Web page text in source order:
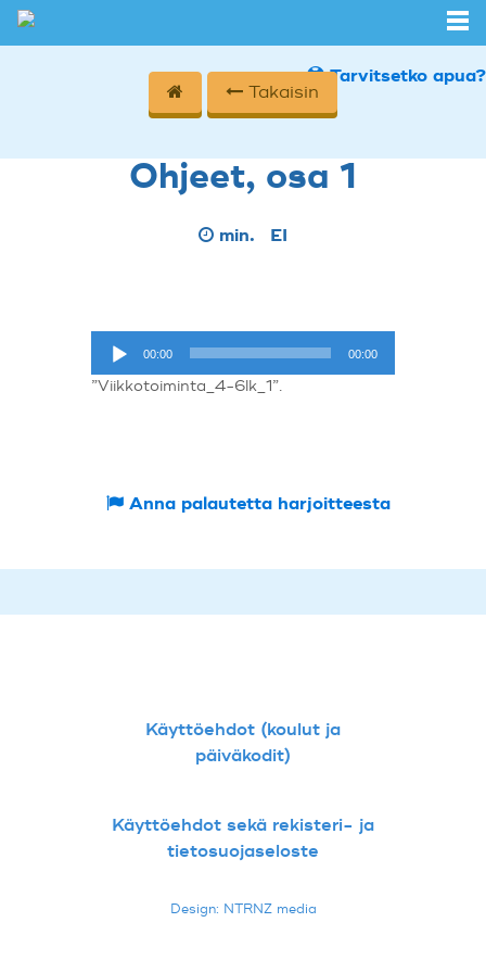
Tarvitsetko apua?
Takaisin
Ohjeet, osa 1
min. EI
Äänitoistin
00:00 00:00
”Viikkotoiminta_4-6lk_1”.
Anna palautetta harjoitteesta
Käyttöehdot (koulut ja
päiväkodit)
Käyttöehdot sekä rekisteri- ja
tietosuojaseloste
Design: NTRNZ media